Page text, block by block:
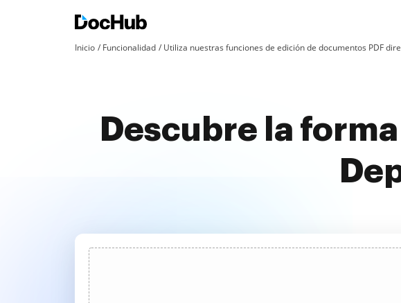
Inicio Funcionalidad Utiliza nuestras funciones de edición de documentos PDF
Descubre la